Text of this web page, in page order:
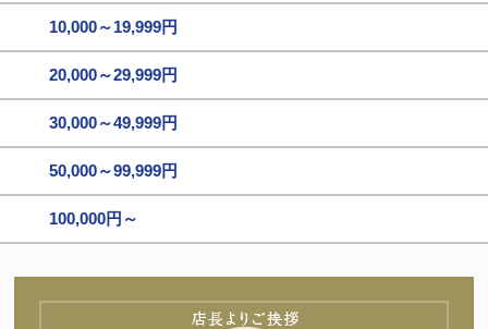
10,000～19,999円
20,000～29,999円
30,000～49,999円
50,000～99,999円
100,000円～